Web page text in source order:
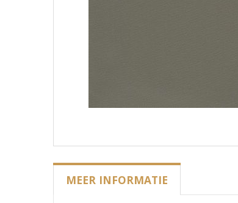
MEER INFORMATIE